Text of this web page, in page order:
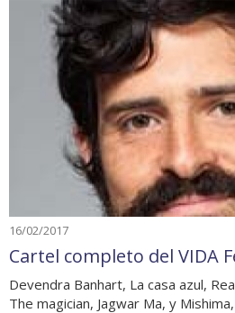
16/02/2017
Cartel completo del VIDA
Devendra Banhart, La casa azul,
The magician, Jagwar Ma, y